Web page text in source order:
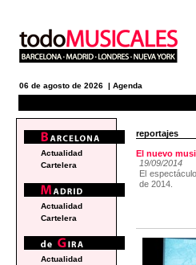
06 de agosto de 2026 | Agenda
reportajes
El nuevo
19/09/2014
El
de 2014.
Actualidad
Cartelera
Actualidad
Cartelera
Actualidad